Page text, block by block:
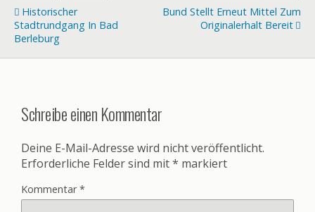
Historischer
Stadtrundgang In Bad
Berleburg
Bund Stellt Erneut Mittel Zum
Originalerhalt Bereit
Schreibe einen Kommentar
Deine E-Mail-Adresse wird nicht veröffentlicht.
Erforderliche Felder sind mit* markiert
Kommentar*